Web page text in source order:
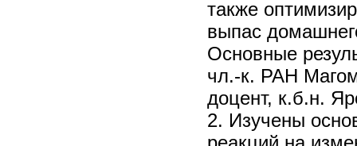
также
выпас
Основные
чл.-к. РАН
доцент, к.б.н.
2. Изучены